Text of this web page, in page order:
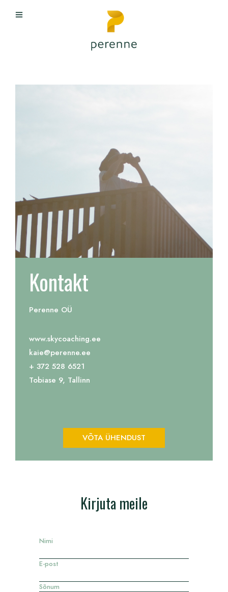
Kontakt
Perenne OÜ
www.skycoaching.ee
kaie@perenne.ee
+ 372 528 6521
Tobiase 9, Tallinn
VÕTA ÜHENDUST
Kirjuta meile
Nimi
E-post
Sõnum